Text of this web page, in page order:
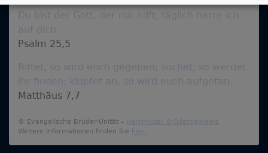
Du bist der Gott, der mir hilft; täglich harre ich
auf dich.
Psalm 25,5
Bittet, so wird euch gegeben; suchet, so werdet
ihr finden; klopfet an, so wird euch aufgetan.
Matthäus 7,7
© Evangelische Brüder-Unität –
Herrnhuter Brüdergemeine
Weitere Informationen finden Sie
hier .